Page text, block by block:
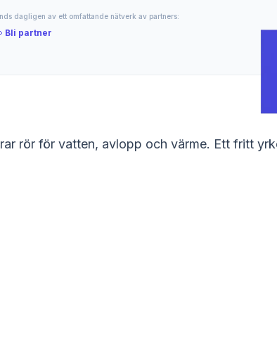
dagligen av ett omfattande nätverk av partners:
Bli partner
rör för vatten, avlopp och värme. Ett fritt